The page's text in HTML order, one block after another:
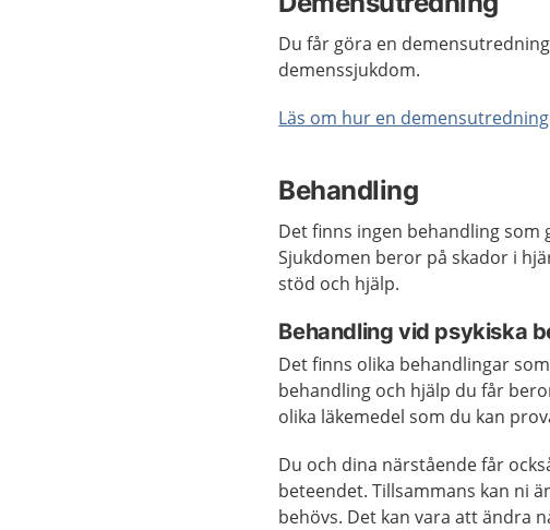
Du får göra en
demenssjukdom.
Läs om hur en
Behandling
Det finns ingen behandling
Sjukdomen beror på skador i
stöd och hjälp.
Behandling vid psykiska
Det finns olika behandlingar
behandling och hjälp du får
olika läkemedel som du kan
Du och dina närstående får
beteendet. Tillsammans kan ni
behövs. Det kan vara att ändra